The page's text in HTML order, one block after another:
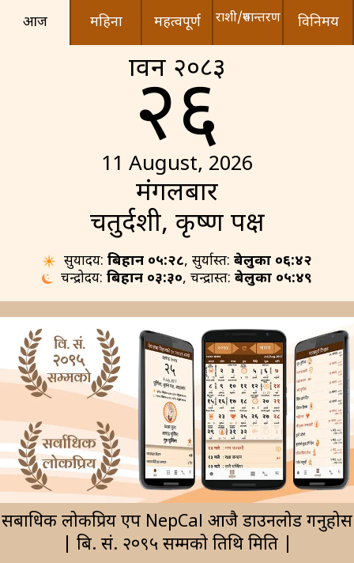
आज महिना महत्वपूर्ण राशी/रुपान्तरण विनिमय
श्रावन २०८३
२६
11 August, 2026
मंगलबार
चतुर्दशी, कृष्ण पक्ष
सुर्योदय: बिहान ०५:२८, सुर्यास्त: बेलुका ०६:४२
चन्द्रोदय: बिहान ०३:३०, चन्द्रास्त: बेलुका ०५:४९
सर्बाधिक लोकप्रिय एप NepCal आजै डाउनलोड गर्नुहोस
| बि. सं. २०९५ सम्मको तिथि मिति |